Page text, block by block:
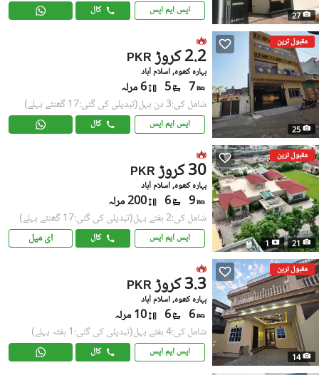
27 ایس ایم ایس کال
مقبول ترین
25
PKR 2.2 کروڑ
بہارہ کھوہ, اسلام آباد
7
5 6 مرلہ
شامل کی:3 دن پہل (تبدیلی کی گئی:17 گھنٹے پہلے)
ایس ایم ایس کال
مقبول ترین
21
1
PKR 30 کروڑ
بہارہ کھوہ, اسلام آباد
9
6 200 مرلہ
شامل کی:2 ہفتے پہل (تبدیلی کی گئی:17 گھنٹے پہلے)
ایس ایم ایس کال ای میل
مقبول ترین
14
PKR 3.3 کروڑ
بہارہ کھوہ, اسلام آباد
6
6 10 مرلہ
شامل کی:4 ہفتے پہل (تبدیلی کی گئی:1 ہفتہ پہلے)
ایس ایم ایس کال